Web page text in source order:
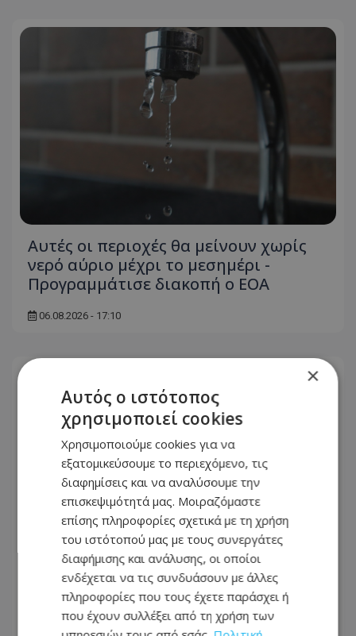
Αυτές οι περιοχές θα μείνουν χωρίς
νερό αύριο μέχρι το μεσημέρι -
Προγραμμάτισε διακοπή ο ΕΟΑ
06.08.2026 - 17:10
Τέλος στην ταλαιπωρία: Ανοίγει ξανά
η οδική πρόσβαση στις αφίξεις του
Αεροδρομίου Λάρνακας
×
Αυτός ο ιστότοπος
χρησιμοποιεί cookies
Χρησιμοποιούμε cookies για να
εξατομικεύσουμε το περιεχόμενο, τις
διαφημίσεις και να αναλύσουμε την
επισκεψιμότητά μας. Μοιραζόμαστε
επίσης πληροφορίες σχετικά με τη χρήση
του ιστότοπού μας με τους συνεργάτες
διαφήμισης και ανάλυσης, οι οποίοι
ενδέχεται να τις συνδυάσουν με άλλες
πληροφορίες που τους έχετε παράσχει ή
που έχουν συλλέξει από τη χρήση των